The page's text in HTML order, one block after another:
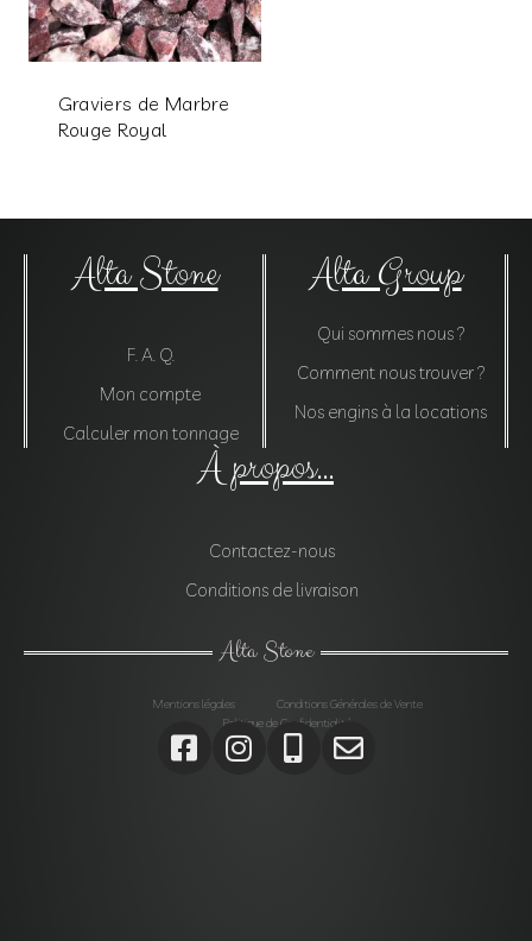
Graviers de Marbre
Rouge Royal
Alta Stone
F. A. Q.
Mon compte
Calculer mon tonnage
Alta Group
Qui sommes nous ?
Comment nous trouver ?
Nos engins à la locations
À propos...
Contactez-nous
Conditions de livraison
Alta Stone
Mentions légales
Conditions Générales de Vente
Politique de Confidentialité